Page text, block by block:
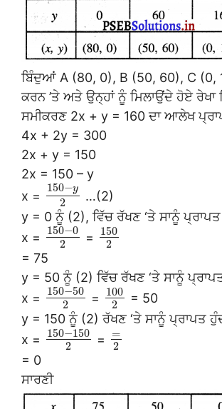
ਬਿੰਦੁਆਂ A (80, 0), B (50, 60), C (0,
ਕਰਨ ’ਤੇ ਅਤੇ ਉਨ੍ਹਾਂ ਨੂੰ ਮਿਲਾਉਂਦੇ ਹੋਏ ਰੇਖਾ
ਸਮੀਕਰਣ 2x + y = 160 ਦਾ ਆਲੇਖ
4x + 2y = 300
2x + y = 150
2x = 150 – y
x =
150−y
2
…(2)
y = 0 ਨੂੰ (2), ਵਿੱਚ ਰੱਖਣ ‘ਤੇ ਸਾਨੂੰ ਪ੍ਰਾਪਤ
x =
150−0
2
=
150
2
= 75
y = 50 ਨੂੰ (2) ਵਿੱਚ ਰੱਖਣ ‘ਤੇ ਸਾਨੂੰ
x =
150−50
2
=
100
2
= 50
y = 150 ਨੂੰ (2) ਰੱਖਣ ‘ਤੇ ਸਾਨੂੰ ਪ੍ਰਾਪਤ
x =
150−150
2
=
=
2
= 0
ਸਾਰਣੀ